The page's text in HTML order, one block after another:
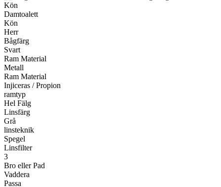
Kön
Damtoalett
Kön
Herr
Bågfärg
Svart
Ram Material
Metall
Ram Material
Injiceras / Propion
ramtyp
Hel Fälg
Linsfärg
Grå
linsteknik
Spegel
Linsfilter
3
Bro eller Pad
Vaddera
Passa